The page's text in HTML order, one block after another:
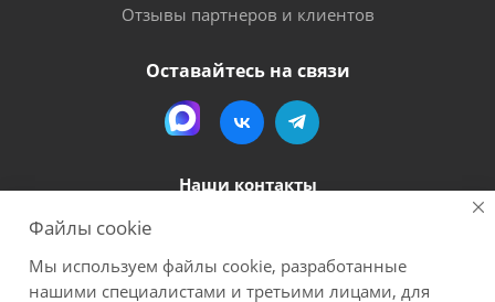
Отзывы партнеров и клиентов
Оставайтесь на связи
Наши контакты
megapack-secr@inbox.ru
Файлы cookie
Мы используем файлы cookie, разработанные
нашими специалистами и третьими лицами, для